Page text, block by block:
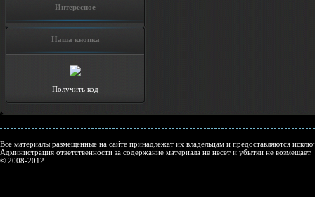
Интересное
Наша кнопка
Получить код
Все материалы размещенные на сайте принадлежат их владельцам и предоставляются
Администрация ответственности за содержание материала не несет и убытки не возмещает.
© 2008-2012